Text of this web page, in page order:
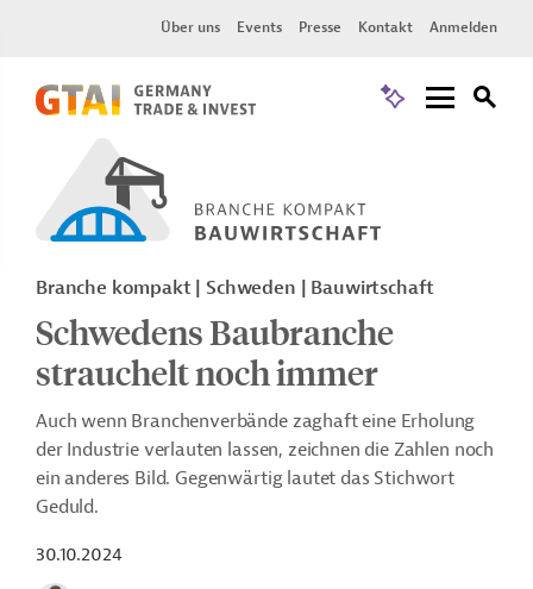
Über uns Events Presse Kontakt Anmelden
Branche kompakt | Schweden | Bauwirtschaft
Schwedens Baubranche
strauchelt noch immer
Auch wenn Branchenverbände zaghaft eine Erholung
der Industrie verlauten lassen, zeichnen die Zahlen noch
ein anderes Bild. Gegenwärtig lautet das Stichwort
Geduld.
30.10.2024